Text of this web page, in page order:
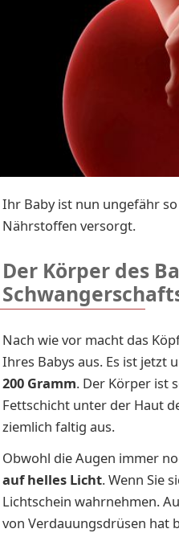
Ihr Baby ist nun ungefähr
Nährstoffen versorgt.
Der Körper des
Nach wie vor macht das
Ihres Babys aus. Es ist jetzt
200 Gramm. Der Körper ist
Fettschicht unter der Haut
ziemlich faltig aus.
Obwohl die Augen immer
auf helles Licht. Wenn Sie
Lichtschein wahrnehmen.
von Verdauungsdrüsen hat